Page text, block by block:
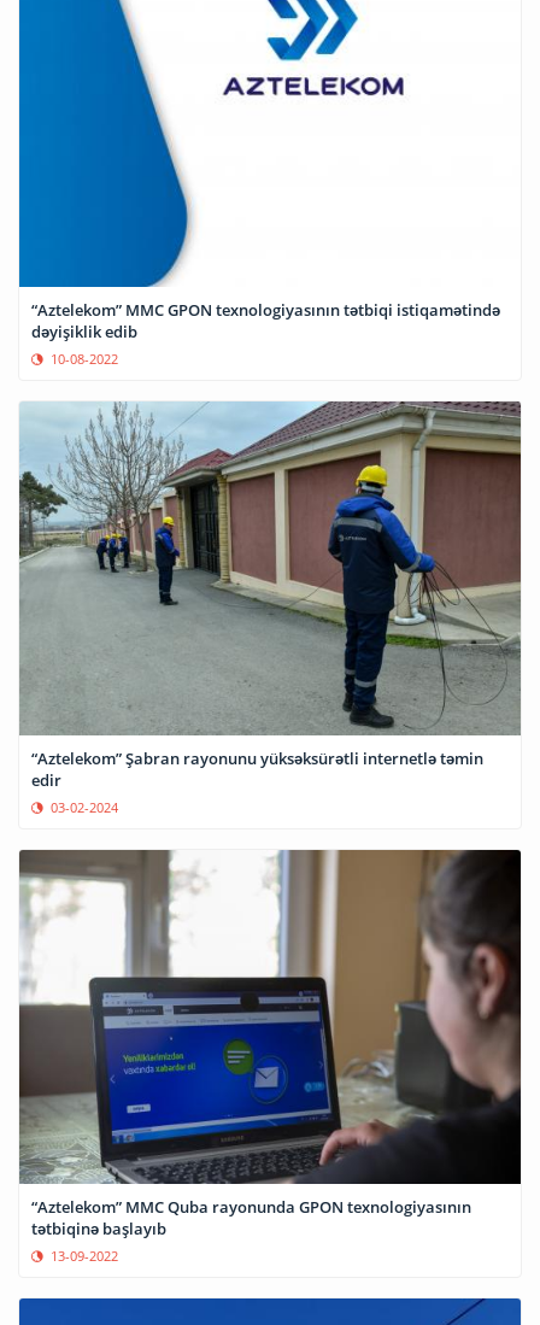
“Aztelekom” MMC GPON texnologiyasının tətbiqi istiqamətində
dəyişiklik edib
10-08-2022
“Aztelekom” Şabran rayonunu yüksəksürətli internetlə təmin
edir
03-02-2024
“Aztelekom” MMC Quba rayonunda GPON texnologiyasının
13-09-2022